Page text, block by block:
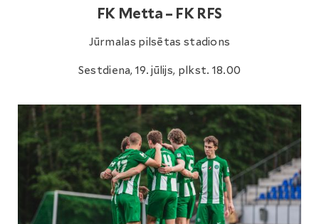
FK Metta – FK RFS
Jūrmalas pilsētas stadions
Sestdiena, 19. jūlijs, plkst. 18.00